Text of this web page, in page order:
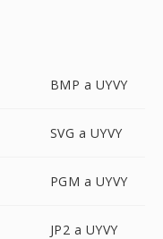
BMP a UYVY
SVG a UYVY
PGM a UYVY
JP2 a UYVY